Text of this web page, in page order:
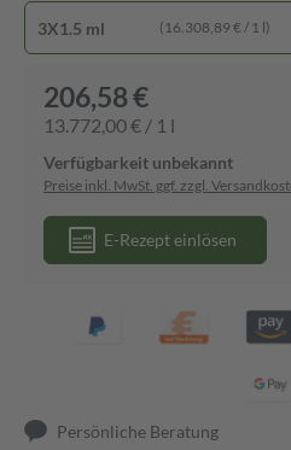
3X1.5 ml (16.308,89 € / 1 l)
206,58 €
13.772,00 € / 1 l
Verfügbarkeit unbekannt
Preise inkl. MwSt. ggf. zzgl.
E-Rezept einlösen
Persönliche Beratung